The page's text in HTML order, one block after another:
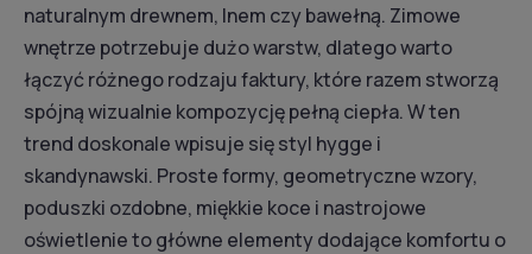
naturalnym drewnem, lnem czy bawełną. Zimowe
wnętrze potrzebuje dużo warstw, dlatego warto
łączyć różnego rodzaju faktury, które razem stworzą
spójną wizualnie kompozycję pełną ciepła. W ten
trend doskonale wpisuje się styl hygge i
skandynawski. Proste formy, geometryczne wzory,
poduszki ozdobne, miękkie koce i nastrojowe
oświetlenie to główne elementy dodające komfortu o